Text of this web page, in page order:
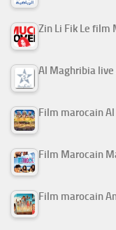
Al Maghribia